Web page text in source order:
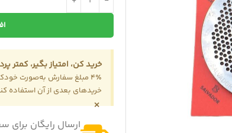
خرید کن، امتیاز بگیر، کمتر
4٪ مبلغ سفارش به‌صورت
خریدهای بعدی از آن استفاده
×
ارسال رایگان برای سفارش